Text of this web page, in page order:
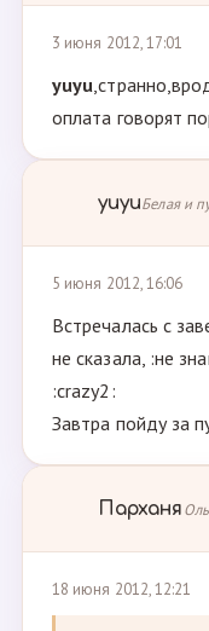
3 июня 2012, 17:01
yuyu
оплата говорят
yuyuБелая и
5 июня 2012, 16:06
Встречалась с
не сказала, :не
:crazy2:
Завтра пойду за
Парханя
18 июня 2012, 12:21